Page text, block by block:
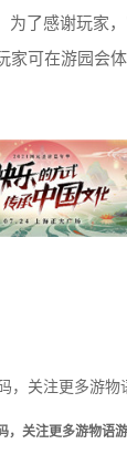
为了感谢玩家
家可在游园会
，关注更多游物语